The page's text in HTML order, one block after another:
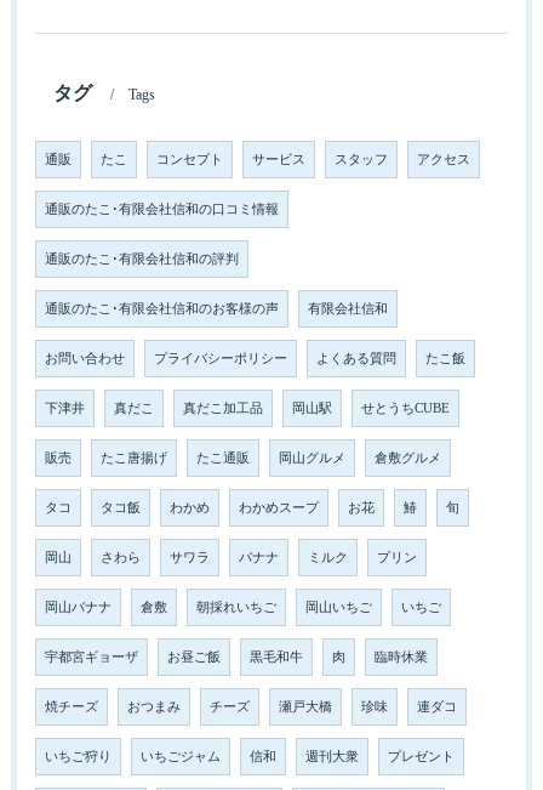
タグ Tags
通販 たこ コンセプト サービス スタッフ アクセス
通販のたこ･有限会社信和の口コミ情報
通販のたこ･有限会社信和の評判
通販のたこ･有限会社信和のお客様の声 有限会社信和
お問い合わせ プライバシーポリシー よくある質問 たこ飯
下津井 真だこ 真だこ加工品 岡山駅 せとうちCUBE
販売 たこ唐揚げ たこ通販 岡山グルメ 倉敷グルメ
タコ タコ飯 わかめ わかめスープ お花 鰆 旬
岡山 さわら サワラ バナナ ミルク プリン
岡山バナナ 倉敷 朝採れいちご 岡山いちご いちご
宇都宮ギョーザ お昼ご飯 黒毛和牛 肉 臨時休業
焼チーズ おつまみ チーズ 瀬戸大橋 珍味 連ダコ
いちご狩り いちごジャム 信和 週刊大衆 プレゼント